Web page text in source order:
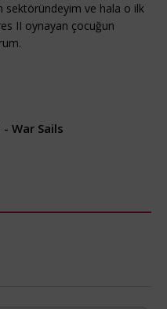
sektöründeyim ve hala o ilk
II oynayan çocuğun
War Sails